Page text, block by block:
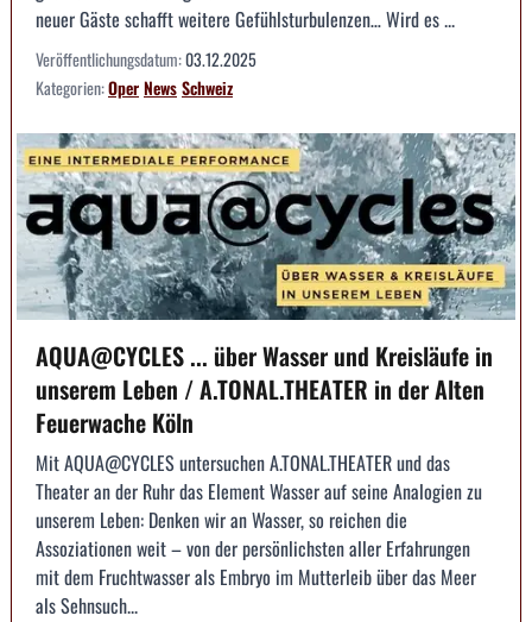
neuer Gäste schafft weitere Gefühlsturbulenzen… Wird es ...
Veröffentlichungsdatum:03.12.2025
Kategorien:OperNewsSchweiz
AQUA@CYCLES ... über Wasser und Kreisläufe in
unserem Leben / A.TONAL.THEATER in der Alten
Feuerwache Köln
Mit AQUA@CYCLES untersuchen A.TONAL.THEATER und das
Theater an der Ruhr das Element Wasser auf seine Analogien zu
unserem Leben: Denken wir an Wasser, so reichen die
Assoziationen weit – von der persönlichsten aller Erfahrungen
mit dem Fruchtwasser als Embryo im Mutterleib über das Meer
als Sehnsuch...